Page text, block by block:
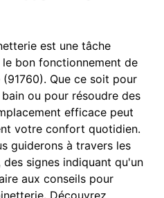
est une tâche
bon fonctionnement de
Que ce soit pour
ou pour résoudre des
efficace peut
votre confort quotidien.
guiderons à travers les
signes indiquant qu'un
aux conseils pour